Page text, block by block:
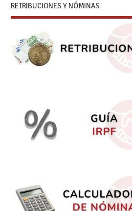
RETRIBUCIONES Y NÓMINAS